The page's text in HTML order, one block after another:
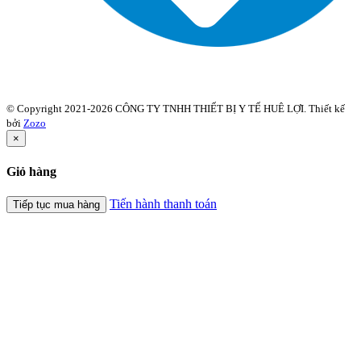
© Copyright 2021-2026 CÔNG TY TNHH THIẾT BỊ Y TẾ HUÊ LỢI. Thiết kế
bởi Zozo
×
Giỏ hàng
Tiếp tục mua hàng Tiến hành thanh toán